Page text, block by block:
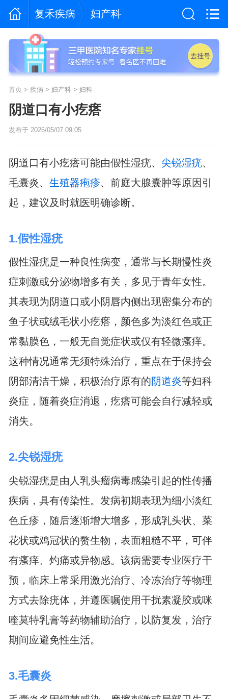
复禾疾病 妇产科
首页> 疾病 > 妇产科> 妇科
阴道口有小疙瘩
发布于 2026/05/07 09:05
阴道口有小疙瘩可能由假性湿疣、 尖锐湿疣、
毛囊炎、 生殖器疱疹、前庭大腺囊肿等原因引
起，建议及时就医明确诊断。
1.假性湿疣
假性湿疣是一种良性病变，通常与长期慢性炎
症刺激或分泌物增多有关，多见于青年女性。
其表现为阴道口或小阴唇内侧出现密集分布的
鱼子状或绒毛状小疙瘩，颜色多为淡红色或正
常黏膜色，一般无自觉症状或仅有轻微瘙痒。
这种情况通常无须特殊治疗，重点在于保持会
阴部清洁干燥，积极治疗原有的阴道炎等妇科
炎症，随着炎症消退，疙瘩可能会自行减轻或
消失。
2.尖锐湿疣
尖锐湿疣是由人乳头瘤病毒感染引起的性传播
疾病，具有传染性。发病初期表现为细小淡红
色丘疹，随后逐渐增大增多，形成乳头状、菜
花状或鸡冠状的赘生物，表面粗糙不平，可伴
有瘙痒、灼痛或异物感。该病需要专业医疗干
预，临床上常采用激光治疗、冷冻治疗等物理
方式去除疣体，并遵医嘱使用干扰素凝胶或咪
喹莫特乳膏等药物辅助治疗，以防复发，治疗
期间应避免性生活。
3.毛囊炎